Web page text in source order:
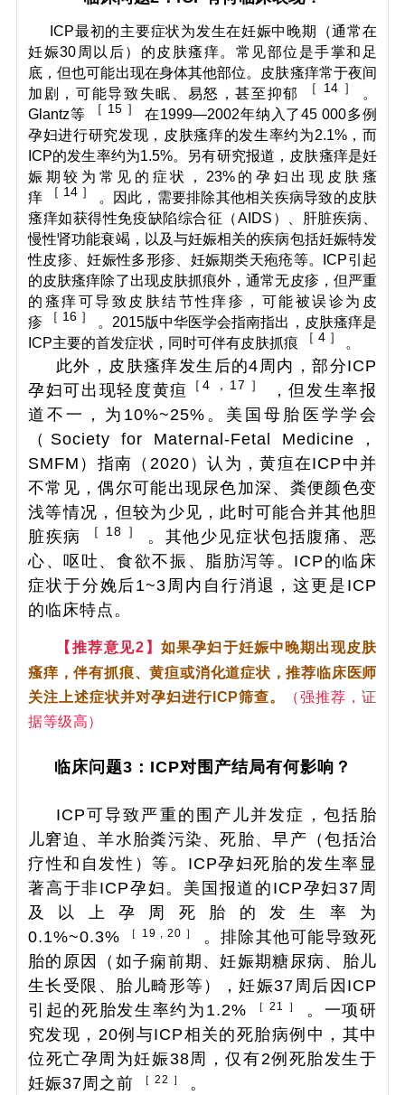
ICP最初的主要症状为发生在妊娠中晚期（通常在
妊娠30周以后）的皮肤瘙痒。常见部位是手掌和足
底，但也可能出现在身体其他部位。皮肤瘙痒常于夜间
加剧，可能导致失眠、易怒，甚至抑郁
［ 14 ］
。
Glantz等
［ 15 ］
在1999—2002年纳入了45 000多例
孕妇进行研究发现，皮肤瘙痒的发生率约为2.1%，而
ICP的发生率约为1.5%。另有研究报道，皮肤瘙痒是妊
娠期较为常见的症状，23%的孕妇出现皮肤瘙
痒
［ 14 ］
。因此，需要排除其他相关疾病导致的皮肤
瘙痒如获得性免疫缺陷综合征（AIDS）、肝脏疾病、
慢性肾功能衰竭，以及与妊娠相关的疾病包括妊娠特发
性皮疹、妊娠性多形疹、妊娠期类天疱疮等。ICP引起
的皮肤瘙痒除了出现皮肤抓痕外，通常无皮疹，但严重
的瘙痒可导致皮肤结节性痒疹，可能被误诊为皮
疹
［ 16 ］
。2015版中华医学会指南指出，皮肤瘙痒是
ICP主要的首发症状，同时可伴有皮肤抓痕
［ 4 ］ 。
此外，皮肤瘙痒发生后的4周内，部分ICP
孕妇可出现轻度黄疸
［4 ，17 ］
，但发生率报
道不一，为10%~25%。美国母胎医学学会
（Society for Maternal-Fetal Medicine，
SMFM）指南（2020）认为，黄疸在ICP中并
不常见，偶尔可能出现尿色加深、粪便颜色变
浅等情况，但较为少见，此时可能合并其他胆
脏疾病
［ 18 ］
。其他少见症状包括腹痛、恶
心、呕吐、食欲不振、脂肪泻等。ICP的临床
症状于分娩后1~3周内自行消退，这更是ICP
的临床特点。
【推荐意见2】如果孕妇于妊娠中晚期出现皮肤
瘙痒，伴有抓痕、黄疸或消化道症状，推荐临床医师
关注上述症状并对孕妇进行ICP筛查。
（强推荐，证
据等级高）
临床问题3：ICP对围产结局有何影响？
ICP可导致严重的围产儿并发症，包括胎
儿窘迫、羊水胎粪污染、死胎、早产（包括治
疗性和自发性）等。ICP孕妇死胎的发生率显
著高于非ICP孕妇。美国报道的ICP孕妇37周
及以上孕周死胎的发生率为
0.1%~0.3%
［ 19 , 20 ］
。排除其他可能导致死
胎的原因（如子痫前期、妊娠期糖尿病、胎儿
生长受限、胎儿畸形等），妊娠37周后因ICP
引起的死胎发生率约为1.2%
［ 21 ］
。一项研
究发现，20例与ICP相关的死胎病例中，其中
位死亡孕周为妊娠38周，仅有2例死胎发生于
妊娠37周之前
［ 22 ］ 。